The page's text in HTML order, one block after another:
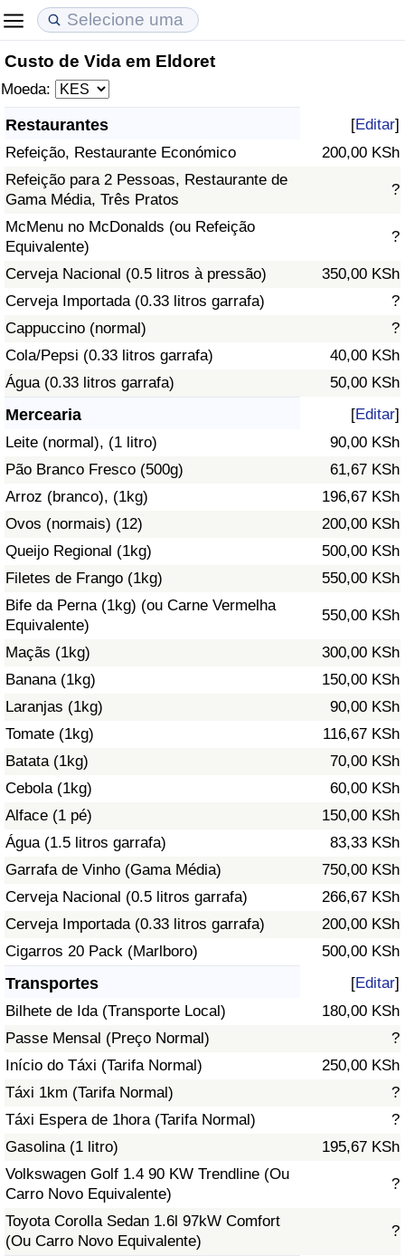
Custo de Vida em Eldoret
Moeda:
Restaurantes [Editar]
Refeição, Restaurante Económico
200,00 KSh
Refeição para 2 Pessoas, Restaurante de
Gama Média, Três Pratos
?
McMenu no McDonalds (ou Refeição
Equivalente)
?
Cerveja Nacional (0.5 litros à pressão)
350,00 KSh
Cerveja Importada (0.33 litros garrafa)
?
Cappuccino (normal)
?
Cola/Pepsi (0.33 litros garrafa)
40,00 KSh
Água (0.33 litros garrafa)
50,00 KSh
Mercearia [Editar]
Leite (normal), (1 litro)
90,00 KSh
Pão Branco Fresco (500g)
61,67 KSh
Arroz (branco), (1kg)
196,67 KSh
Ovos (normais) (12)
200,00 KSh
Queijo Regional (1kg)
500,00 KSh
Filetes de Frango (1kg)
550,00 KSh
Bife da Perna (1kg) (ou Carne Vermelha
Equivalente)
550,00 KSh
Maçãs (1kg)
300,00 KSh
Banana (1kg)
150,00 KSh
Laranjas (1kg)
90,00 KSh
Tomate (1kg)
116,67 KSh
Batata (1kg)
70,00 KSh
Cebola (1kg)
60,00 KSh
Alface (1 pé)
150,00 KSh
Água (1.5 litros garrafa)
83,33 KSh
Garrafa de Vinho (Gama Média)
750,00 KSh
Cerveja Nacional (0.5 litros garrafa)
266,67 KSh
Cerveja Importada (0.33 litros garrafa)
200,00 KSh
Cigarros 20 Pack (Marlboro)
500,00 KSh
Transportes [Editar]
Bilhete de Ida (Transporte Local)
180,00 KSh
Passe Mensal (Preço Normal)
?
Início do Táxi (Tarifa Normal)
250,00 KSh
Táxi 1km (Tarifa Normal)
?
Táxi Espera de 1hora (Tarifa Normal)
?
Gasolina (1 litro)
195,67 KSh
Volkswagen Golf 1.4 90 KW Trendline (Ou
Carro Novo Equivalente)
?
Toyota Corolla Sedan 1.6l 97kW Comfort
(Ou Carro Novo Equivalente)
?
Custo de Vida
Indicador de Custo de Vida
Indicador de Custo de Vida Por País
em Aqaba
Preços de Imóveis
Indicador de Preços de Imóveis
Indicador de Preços de Imóveis por País
Qualidade de Vida
Indicador de Qualidade de Vida (Atual)
Índice de qualidade de vida por país
Crime
Taxa do Indicador de Crime (Atual)
Indicador de Crime
Índice de criminalidade por país
Saúde
Indicador de Saúde (Atual)
Indicador de Saúde
Indicador de Saúde por País
Poluição
Índice de poluição
Indicador de Poluição por País
Trânsito
Indicador de Trânsito
Indicador de Trânsito (Atual)
Indicador de Trânsito por País